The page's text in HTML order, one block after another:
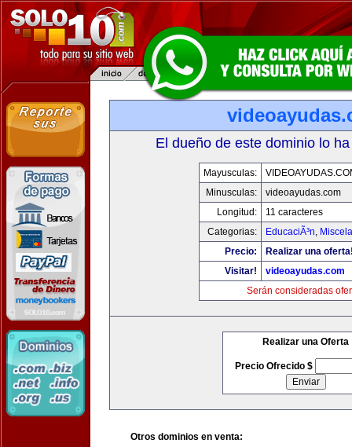
El dueño de este dominio lo
Mayusculas:
Minusculas:
videoayudas.com
Longitud:
11 caracteres
Categorias:
EducaciÃ³n,
Precio:
Realizar una
Visitar!
videoayudas.com
Serán consideradas
Realizar una Oferta
Precio Ofrecido $
Otros dominios en venta: